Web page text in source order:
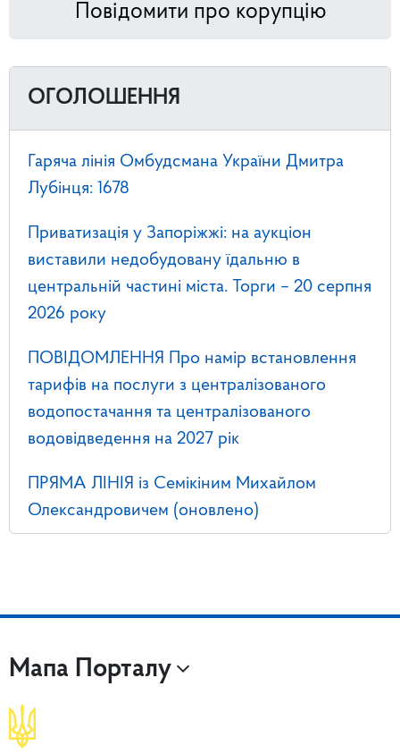
Повідомити про корупцію
ОГОЛОШЕННЯ
Гаряча лінія Омбудсмана України Дмитра
Лубінця: 1678
Приватизація у Запоріжжі: на аукціон
виставили недобудовану їдальню в
центральній частині міста. Торги – 20 серпня
2026 року
ПОВІДОМЛЕННЯ Про намір встановлення
тарифів на послуги з централізованого
водопостачання та централізованого
водовідведення на 2027 рік
ПРЯМА ЛІНІЯ із Семікіним Михайлом
Олександровичем (оновлено)
Мапа Порталу